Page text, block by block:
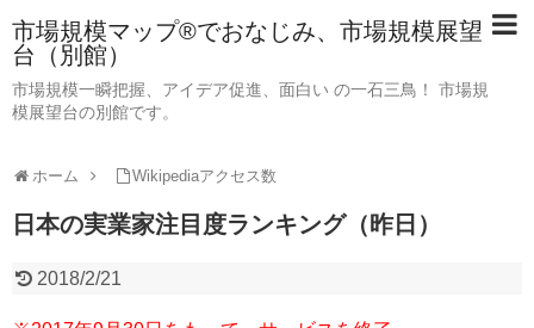
市場規模マップ®でおなじみ、市場規模展望
台（別館）
市場規模一瞬把握、アイデア促進、面白い の一石三鳥！ 市場規
模展望台の別館です。
ホーム Wikipediaアクセス数
日本の実業家注目度ランキング（昨日）
2018/2/21